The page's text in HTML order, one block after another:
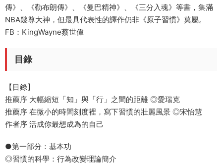
傳》、《勒布朗傳》、《曼巴精神》、《三分入魂》等書，集滿
NBA幾尊大神，但最具代表性的譯作仍非《原子習慣》莫屬。
FB：KingWayne蔡世偉
目錄
【目錄】
推薦序 大幅縮短「知」與「行」之間的距離 ◎愛瑞克
推薦序 在微小的時間刻度裡，寫下習慣的壯麗風景 ◎宋怡慧
作者序 活成你最想成為的自己
●第一部分：基本功
◎習慣的科學：行為改變理論簡介